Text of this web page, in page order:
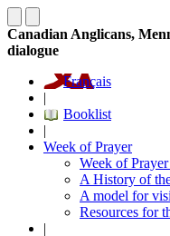
Canadian Anglicans,
dialogue
Français
|
Booklist
|
Week of Prayer
Week of
A History of
A model for
Resources for
|